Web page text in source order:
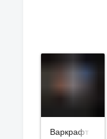
Варкрафт